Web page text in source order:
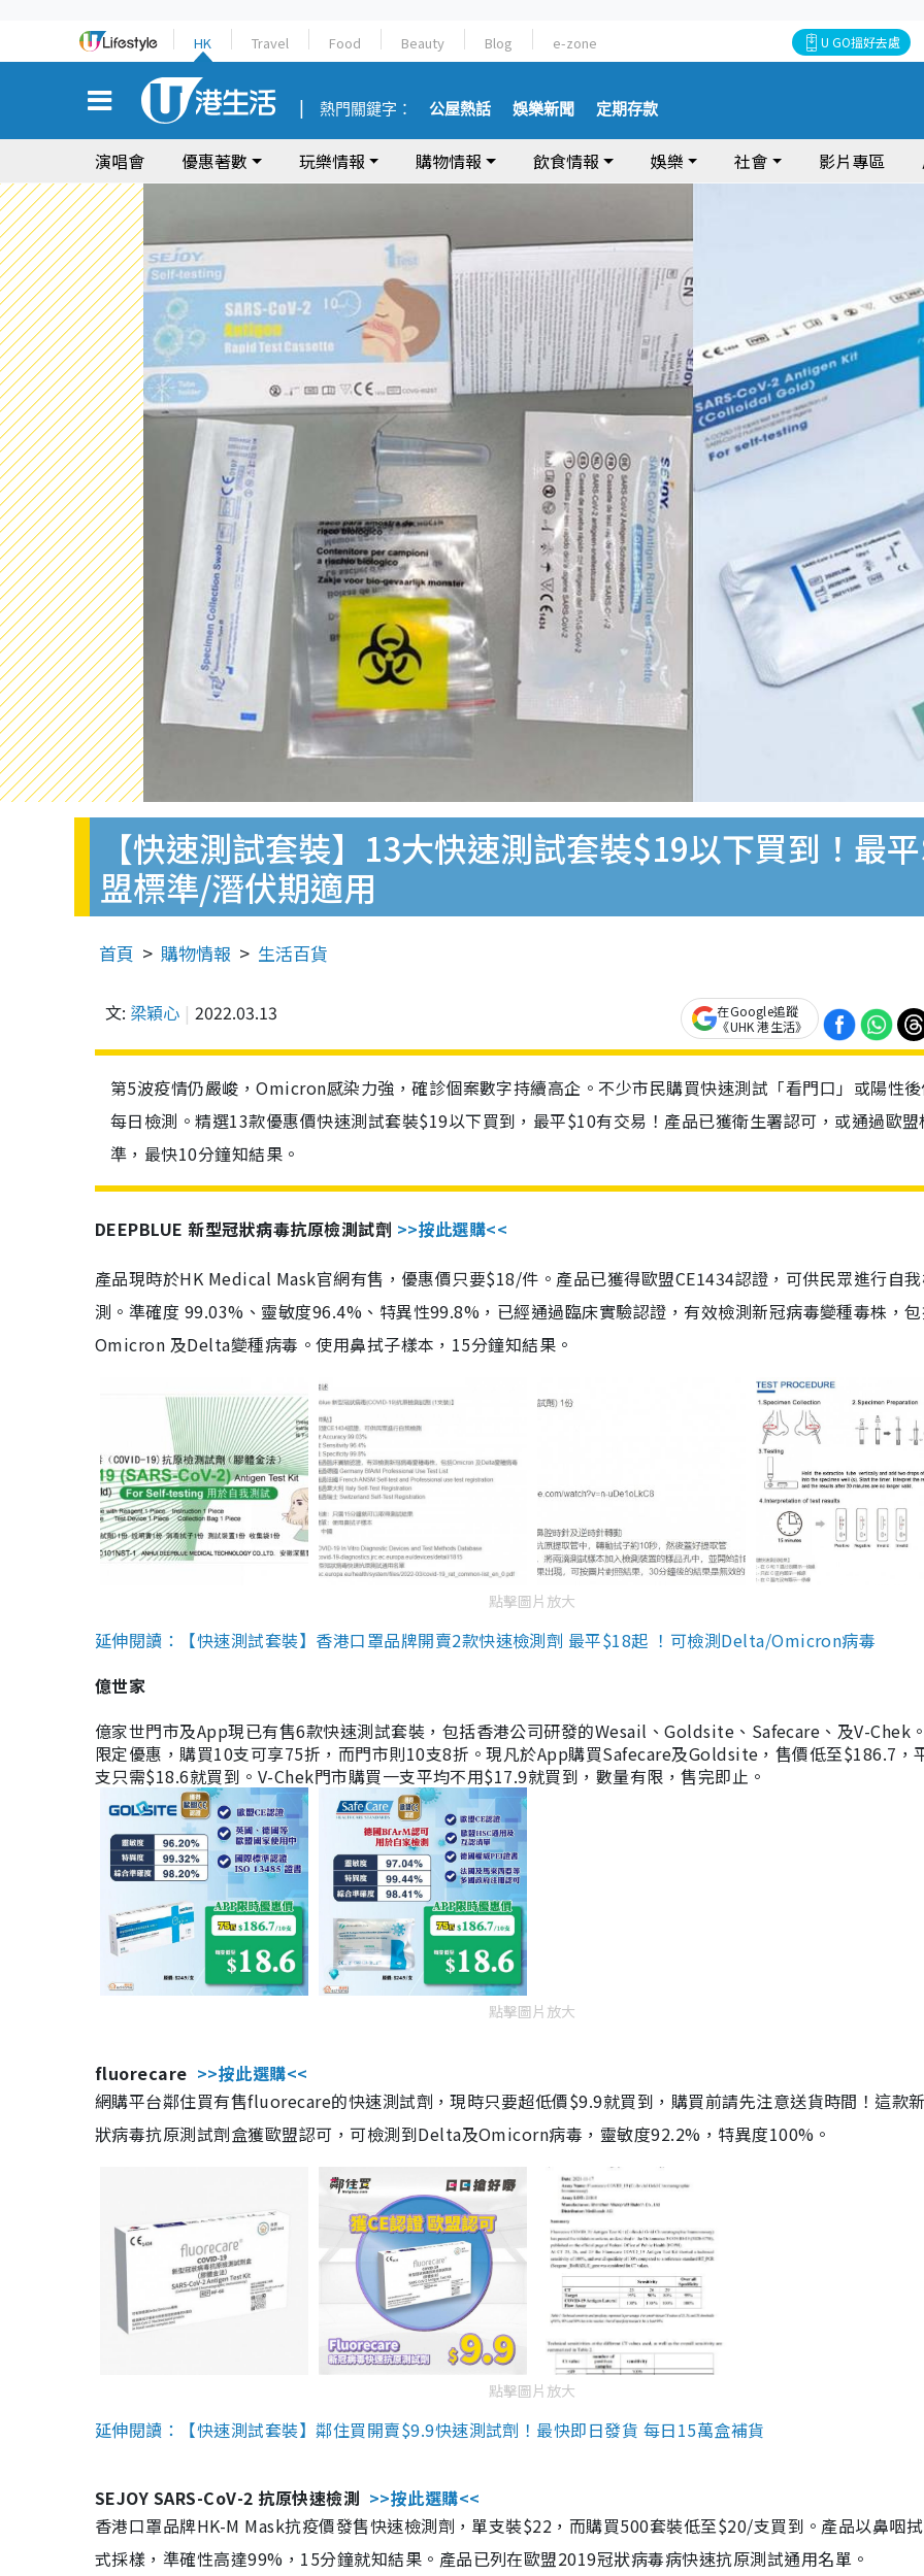
HK Travel Food Beauty Blog e-zone U GO搵好去處
熱門關鍵字： 公屋熱話 娛樂新聞 定期存款
演唱會 優惠著數 玩樂情報 購物情報 飲食情報 娛樂 社會 影片專區
【快速測試套裝】13大快速測試套裝$19以下買到！最
盟標準/潛伏期適用
首頁 購物情報 生活百貨
文: 梁穎心 2022.03.13
在Google追蹤
《UHK 港生活》
第5波疫情仍嚴峻，Omicron感染力強，確診個案數字持續高企。不少市民購買快速測試「看門口」或陽性
每日檢測。精選13款優惠價快速測試套裝$19以下買到，最平$10有交易！產品已獲衛生署認可，或通過歐盟
準，最快10分鐘知結果。
DEEPBLUE 新型冠狀病毒抗原檢測試劑 >>按此選購<<
產品現時於HK Medical Mask官網有售，優惠價只要$18/件。產品已獲得歐盟CE1434認證，可供民眾進行自
測。準確度 99.03%、靈敏度96.4%、特異性99.8%，已經通過臨床實驗認證，有效檢測新冠病毒變種毒株，
Omicron 及Delta變種病毒。使用鼻拭子樣本，15分鐘知結果。
點擊圖片放大
延伸閱讀：【快速測試套裝】香港口罩品牌開賣2款快速檢測劑 最平$18起 ！可檢測Delta/Omicron病毒
億世家
億家世門市及App現已有售6款快速測試套裝，包括香港公司研發的Wesail、Goldsite、Safecare、及V-Chek
限定優惠，購買10支可享75折，而門市則10支8折。現凡於App購買Safecare及Goldsite，售價低至$186.7，
支只需$18.6就買到。V-Chek門市購買一支平均不用$17.9就買到，數量有限，售完即止。
點擊圖片放大
fluorecare >>按此選購<<
網購平台鄰住買有售fluorecare的快速測試劑，現時只要超低價$9.9就買到，購買前請先注意送貨時間！這款
狀病毒抗原測試劑盒獲歐盟認可，可檢測到Delta及Omicorn病毒，靈敏度92.2%，特異度100%。
點擊圖片放大
延伸閱讀：【快速測試套裝】鄰住買開賣$9.9快速測試劑！最快即日發貨 每日15萬盒補貨
SEJOY SARS-CoV-2 抗原快速檢測 >>按此選購<<
香港口罩品牌HK-M Mask抗疫價發售快速檢測劑，單支裝$22，而購買500套裝低至$20/支買到。產品以鼻咽
式採樣，準確性高達99%，15分鐘就知結果。產品已列在歐盟2019冠狀病毒病快速抗原測試通用名單。